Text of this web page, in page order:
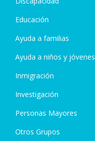
Educación
Ayuda a familias
Ayuda a niños y jóvenes
Inmigración
Investigación
Personas Mayores
Otros Grupos